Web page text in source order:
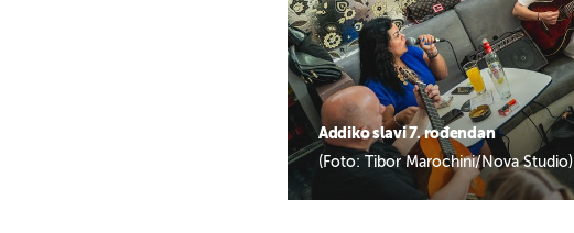
Addiko slavi 7. rođendan
(Foto: Tibor Marochini/Nova Studio)